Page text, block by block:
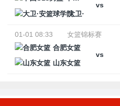
vs
大卫·安篮球学院
01-01 08:33
女篮锦标赛
合肥女篮
vs
山东女篮